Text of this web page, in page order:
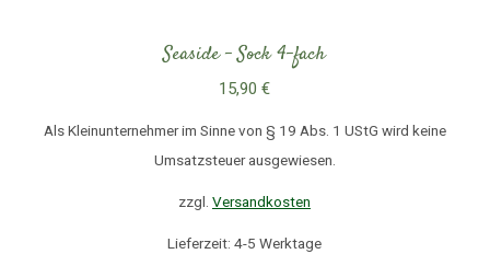
Seaside – Sock 4-fach
15,90 €
Als Kleinunternehmer im Sinne von § 19 Abs. 1 UStG wird keine
Umsatzsteuer ausgewiesen.
zzgl. Versandkosten
Lieferzeit: 4-5 Werktage